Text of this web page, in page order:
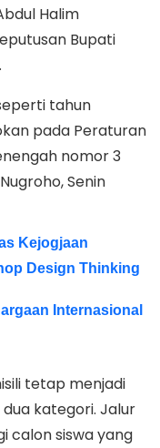
Halim
Bupati
tahun
pada Peraturan
nomor 3
Senin
Kejogjaan
Design Thinking
Internasional
tetap menjadi
kategori. Jalur
calon siswa yang